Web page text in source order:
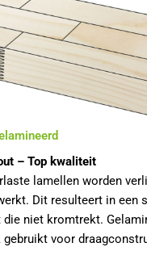
– Top kwaliteit
lamellen worden
Dit resulteert in een
niet kromtrekt.
voor